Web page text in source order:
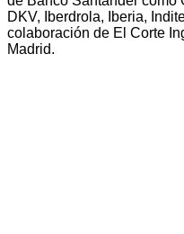
DKV, Iberdrola, Iberia,
colaboración de El Corte
Madrid.